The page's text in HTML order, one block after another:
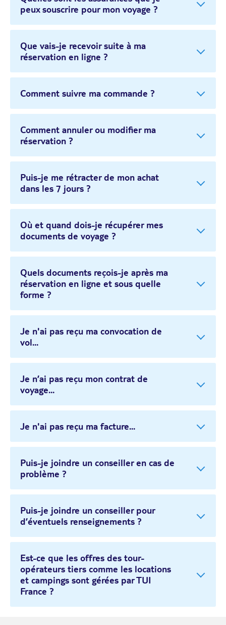
peux souscrire pour mon voyage ?
Que vais-je recevoir suite à ma
réservation en ligne ?
Comment suivre ma commande ?
Comment annuler ou modifier ma
réservation ?
Puis-je me rétracter de mon achat
dans les 7 jours ?
Où et quand dois-je récupérer mes
documents de voyage ?
Quels documents reçois-je après ma
réservation en ligne et sous quelle
forme ?
Je n'ai pas reçu ma convocation de
vol...
Je n’ai pas reçu mon contrat de
voyage...
Je n'ai pas reçu ma facture...
Puis-je joindre un conseiller en cas de
problème ?
Puis-je joindre un conseiller pour
d’éventuels renseignements ?
Est-ce que les offres des tour-
opérateurs tiers comme les locations
et campings sont gérées par TUI
France ?